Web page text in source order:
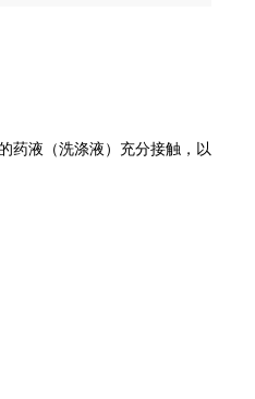
药液（洗涤液）充分接触，以